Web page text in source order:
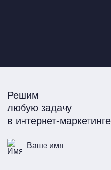
Решим
любую задачу
в интернет-маркетинге